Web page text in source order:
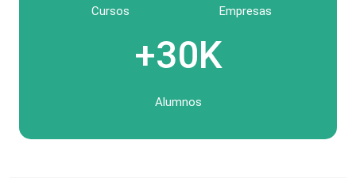
Cursos Empresas
+30K
Alumnos